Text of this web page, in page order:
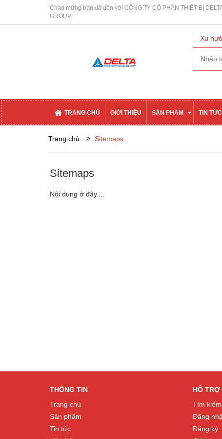
Chào mừng bạn đã đến với CÔNG TY CỔ PHẦN THIẾT BỊ
GROUP!
Xu
TRANG CHỦ GIỚI THIỆU SẢN PHẨM TIN TỨC
Trang chủ Sitemaps
Sitemaps
Nội dung ở đây....
THÔNG TIN
Trang chủ
Sản phẩm
Tin tức
HỖ TRỢ
Tìm kiếm
Đăng
Đăng ký